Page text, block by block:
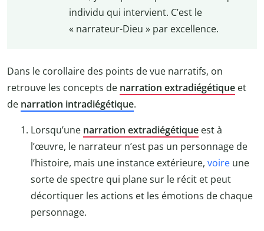
individu qui intervient. C’est le
« narrateur-Dieu » par excellence.
Dans le corollaire des points de vue narratifs, on
retrouve les concepts de narration extradiégétique et
de narration intradiégétique.
Lorsqu’une narration extradiégétique est à
l’œuvre, le narrateur n’est pas un personnage de
l’histoire, mais une instance extérieure, voire une
sorte de spectre qui plane sur le récit et peut
décortiquer les actions et les émotions de chaque
personnage.